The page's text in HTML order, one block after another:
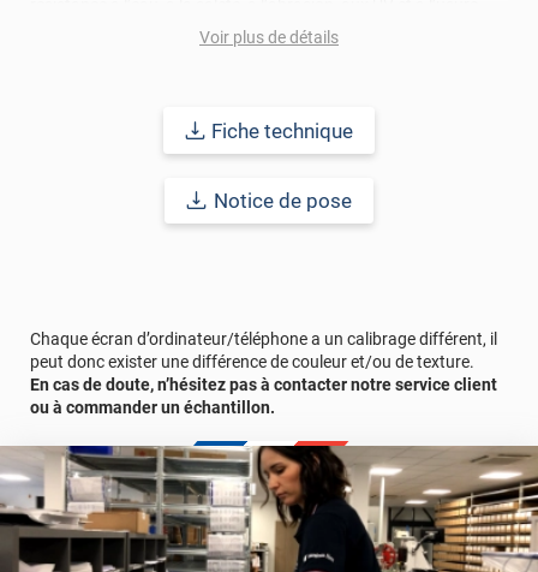
Grâce à son épaisseur, cet adhésif masque également les petites
imperfections. Classé A+ au test C.O.V et C-s2,d0 au feu, ce
: 10 ans en pose intérieur (anti craquèlement,
Afin de vous rendre compte de la qualité et de son rendu
véritable, nous vous conseillons de faire une demande
Voir plus de détails
Fiche technique
Notice de pose
Chaque écran d’ordinateur/téléphone a un calibrage différent, il
peut donc exister une différence de couleur et/ou de texture.
En cas de doute, n’hésitez pas à contacter notre service client
ou à commander un échantillon.